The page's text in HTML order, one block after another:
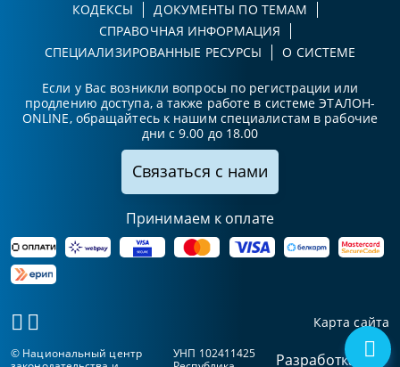
КОДЕКСЫ
ДОКУМЕНТЫ ПО ТЕМАМ
СПРАВОЧНАЯ ИНФОРМАЦИЯ
СПЕЦИАЛИЗИРОВАННЫЕ РЕСУРСЫ
О СИСТЕМЕ
Если у Вас возникли вопросы по регистрации или
продлению доступа, а также работе в системе ЭТАЛОН-
ONLINE, обращайтесь к нашим специалистам в рабочие
дни с 9.00 до 18.00
Связаться с нами
Принимаем к оплате
Карта сайта
© Национальный центр
УНП 102411425
Разработка